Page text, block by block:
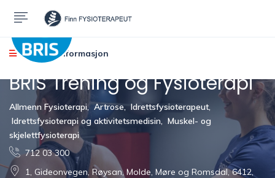
Kontakt informasjon
BRIS Trening og Fysioterapi
Allmenn Fysioterapi, Artrose Idrettsfysioterapeut,
Idrettsfysioterapi og aktivitetsmedisin, Muskel- og
skjelettfysioterapi
712 03 300
1, Gideonvegen, Røysan, Molde, Møre og Romsdal, 6412,